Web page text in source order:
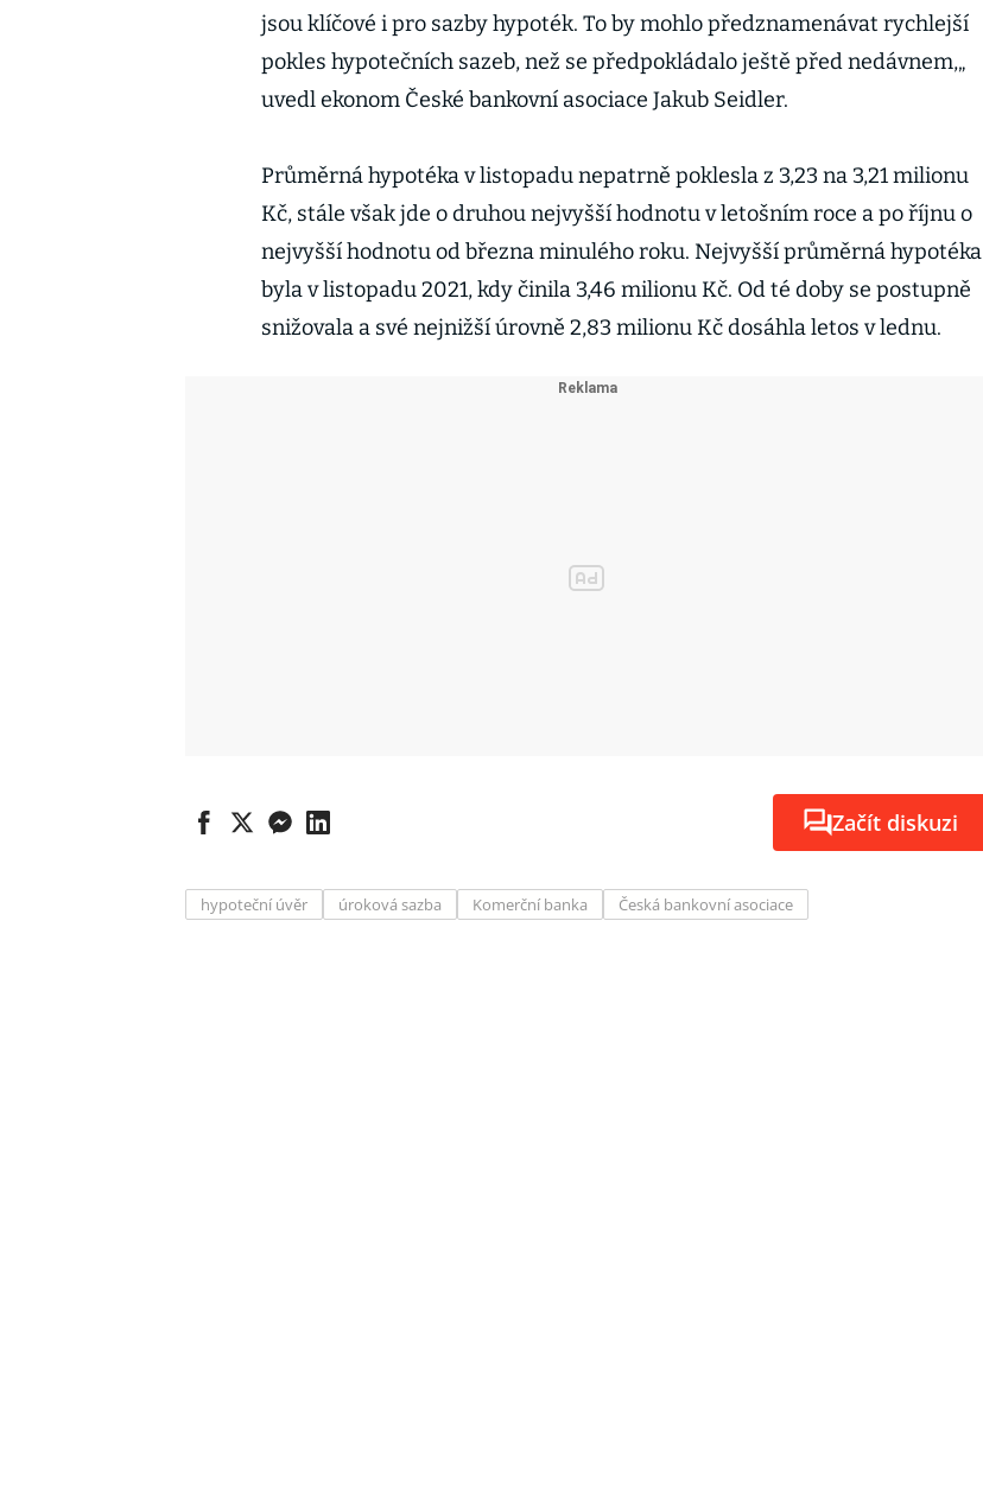
jsou klíčové i pro sazby hypoték. To by mohlo předznamenávat rychlejší
pokles hypotečních sazeb, než se předpokládalo ještě před nedávnem,„
uvedl ekonom České bankovní asociace Jakub Seidler.
Průměrná hypotéka v listopadu nepatrně poklesla z 3,23 na 3,21 milionu
Kč, stále však jde o druhou nejvyšší hodnotu v letošním roce a po říjnu o
nejvyšší hodnotu od března minulého roku. Nejvyšší průměrná hypotéka
byla v listopadu 2021, kdy činila 3,46 milionu Kč. Od té doby se postupně
snižovala a své nejnižší úrovně 2,83 milionu Kč dosáhla letos v lednu.
Začít diskuzi
hypoteční úvěr úroková sazba Komerční banka Česká bankovní asociace